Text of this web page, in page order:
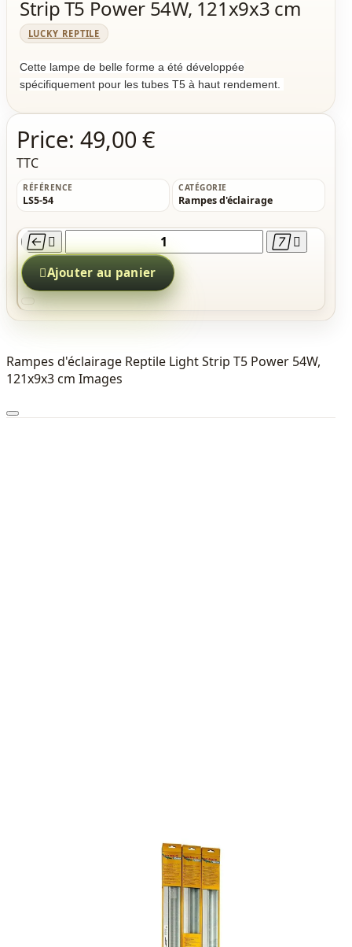
Strip T5 Power 54W, 121x9x3 cm
LUCKY REPTILE
Cette lampe de belle forme a été développée
spécifiquement pour les tubes T5 à haut rendement.
Price: 49,00 €
TTC
RÉFÉRENCE
LS5-54
CATÉGORIE
Rampes d'éclairage
   
Ajouter au panier
Rampes d'éclairage Reptile Light Strip T5 Power 54W,
121x9x3 cm Images